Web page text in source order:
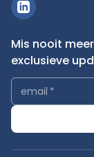
Mis nooit
exclusieve
email *